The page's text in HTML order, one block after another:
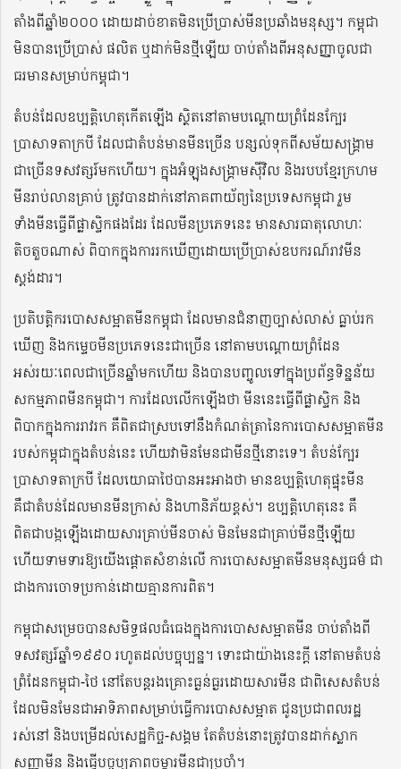
តាំងពីឆ្នាំ២០០០ ដោយដាច់ខាតមិនប្រើប្រាស់មីនប្រឆាំងមនុស្ស។ កម្ពុជា
មិនបានប្រើប្រាស់ ផលិត ឬដាក់មិនថ្មីឡើយ ចាប់តាំងពីអនុសញ្ញាចូលជា
ធរមានសម្រាប់កម្ពុជា។
តំបន់ដែលឧប្បត្តិហេតុកើតឡើង ស្ថិតនៅតាមបណ្តោយព្រំដែនក្បែរ
ប្រាសាទតាក្របី ដែលជាតំបន់មានមីនច្រើន បន្សល់ទុកពីសម័យសង្គ្រាម
ជាច្រើនទសវត្សរ៍មកហើយ។ ក្នុងអំឡុងសង្គ្រាមស៊ីវិល និងរបបខ្មែរក្រហម
មីនរាប់លានគ្រាប់ ត្រូវបានដាក់នៅភាគពាយ័ព្យនៃប្រទេសកម្ពុជា រួម
ទាំងមីនធ្វើពីផ្លាស្ទិកផងដែរ ដែលមីនប្រភេទនេះ មានសារធាតុលោហៈ
តិចតួចណាស់ ពិបាកក្នុងការរកឃើញដោយប្រើប្រាស់ឧបករណ៍រាវមីន
ស្តង់ដារ។
ប្រតិបត្តិករបោសសម្អាតមីនកម្ពុជា ដែលមានជំនាញច្បាស់លាស់ ធ្លាប់រក
ឃើញ និងកម្ទេចមីនប្រភេទនេះជាច្រើន នៅតាមបណ្តោយព្រំដែន
អស់រយៈពេលជាច្រើនឆ្នាំមកហើយ និងបានបញ្ចូលទៅក្នុងប្រព័ន្ធទិន្នន័យ
សកម្មភាពមីនកម្ពុជា។ ការដែលលើកឡើងថា មីននេះធ្វើពីផ្លាស្ទិក និង
ពិបាកក្នុងការរាវរក គឺពិតជាស្របទៅនឹងកំណត់ត្រានៃការបោសសម្អាតមីន
របស់កម្ពុជាក្នុងតំបន់នេះ ហើយវាមិនមែនជាមីនថ្មីនោះទេ។ តំបន់ក្បែរ
ប្រាសាទតាក្របី ដែលយោធាថៃបានអះអាងថា មានឧប្បត្តិហេតុផ្ទុះមីន
គឺជាតំបន់ដែលមានមីនក្រាស់ និងហានិភ័យខ្ពស់។ ឧប្បត្តិហេតុនេះ គឺ
ពិតជាបង្កឡើងដោយសារគ្រាប់មីនចាស់ មិនមែនជាគ្រាប់មីនថ្មីឡើយ
ហើយទាមទារឱ្យយើងផ្តោតសំខាន់លើ ការបោសសម្អាតមីនមនុស្សធម៌ ជា
ជាងការចោទប្រកាន់ដោយគ្មានការពិត។
កម្ពុជាសម្រេចបានសមិទ្ធផលធំធេងក្នុងការបោសសម្អាតមីន ចាប់តាំងពី
ទសវត្សរ៍ឆ្នាំ១៩៩០ រហូតដល់បច្ចុប្បន្ន។ ទោះជាយ៉ាងនេះក្តី នៅតាមតំបន់
ព្រំដែនកម្ពុជា-ថៃ នៅតែបន្តរងគ្រោះធ្ងន់ធ្ងរដោយសារមីន ជាពិសេសតំបន់
ដែលមិនមែនជាអាទិភាពសម្រាប់ធ្វើការបោសសម្អាត ជូនប្រជាពលរដ្ឋ
រស់នៅ និងបម្រើដល់សេដ្ឋកិច្ច-សង្គម តែតំបន់នោះត្រូវបានដាក់ស្លាក
សញ្ញាមីន និងធ្វើបច្ចុប្បភាពចម្ការមីនជាប្រចាំ។